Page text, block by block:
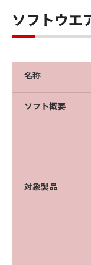
見され
ア」を交
保証の否認・
状態で使用許
の関連会社、
は、「本ソフ
特定の目的
保証も、明
ないものとし
(2) キヤノ
の使用または
（逸失利益
損害を含む
て、一切の
え、キヤノ
販売代理店
ソフトウエ
名称
ソフト概要
対象製品